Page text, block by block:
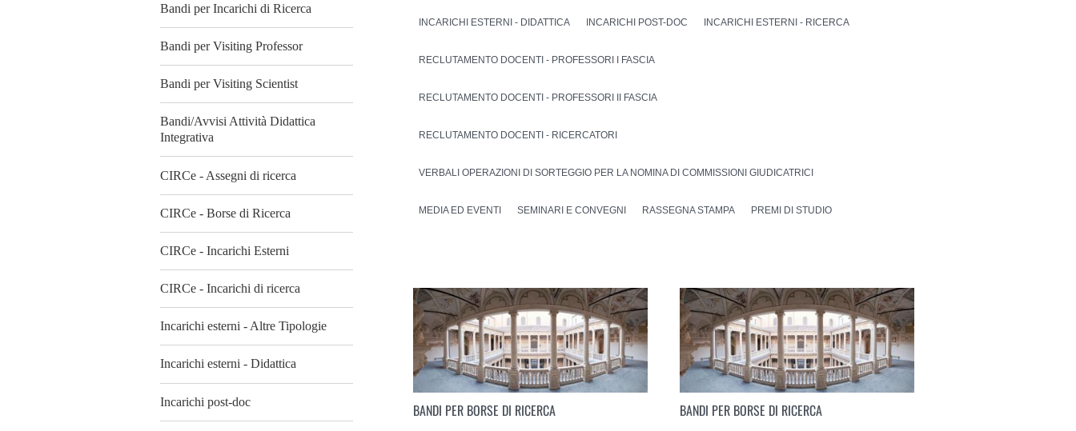
Bandi per Incarichi di Ricerca
Bandi per Visiting Professor
Bandi per Visiting Scientist
Bandi/Avvisi Attività Didattica
Integrativa
CIRCe - Assegni di ricerca
CIRCe - Borse di Ricerca
CIRCe - Incarichi Esterni
CIRCe - Incarichi di ricerca
Incarichi esterni - Altre Tipologie
Incarichi esterni - Didattica
Incarichi post-doc
INCARICHI ESTERNI - DIDATTICA INCARICHI POST-DOC INCARICHI ESTERNI - RICERCA
RECLUTAMENTO DOCENTI - PROFESSORI I FASCIA
RECLUTAMENTO DOCENTI - PROFESSORI II FASCIA
RECLUTAMENTO DOCENTI - RICERCATORI
VERBALI OPERAZIONI DI SORTEGGIO PER LA NOMINA DI COMMISSIONI GIUDICATRICI
MEDIA ED EVENTI SEMINARI E CONVEGNI RASSEGNA STAMPA PREMI DI STUDIO
BANDI PER BORSE DI RICERCA BANDI PER BORSE DI RICERCA